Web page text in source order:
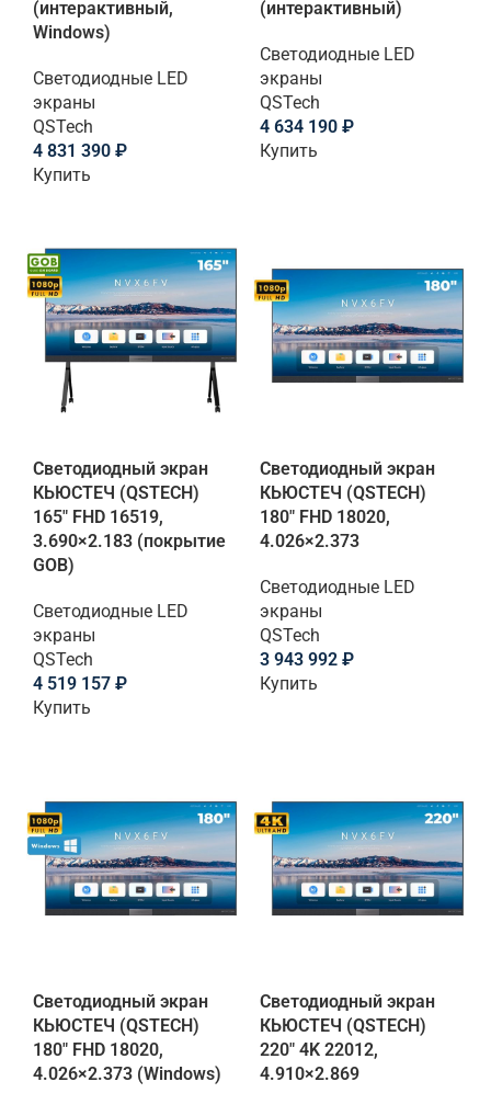
(интерактивный,
Windows)
Светодиодные LED
экраны
QSTech
4 831 390 ₽
Купить
(интерактивный)
Светодиодные LED
экраны
QSTech
4 634 190 ₽
Купить
Светодиодный экран
КЬЮСТЕЧ (QSTECH)
165" FHD 16519,
3.690×2.183 (покрытие
GOB)
Светодиодные LED
экраны
QSTech
4 519 157 ₽
Купить
Светодиодный экран
КЬЮСТЕЧ (QSTECH)
180" FHD 18020,
4.026×2.373
Светодиодные LED
экраны
QSTech
3 943 992 ₽
Купить
Светодиодный экран
КЬЮСТЕЧ (QSTECH)
180" FHD 18020,
4.026×2.373 (Windows)
Светодиодный экран
КЬЮСТЕЧ (QSTECH)
220" 4K 22012,
4.910×2.869